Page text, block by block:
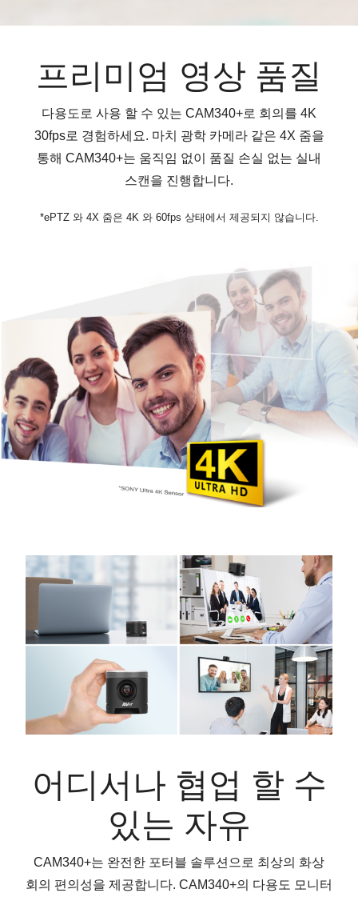
프리미엄 영상 품질
다용도로 사용 할 수 있는 CAM340+로 회의를 4K
30fps로 경험하세요. 마치 광학 카메라 같은 4X 줌을
통해 CAM340+는 움직임 없이 품질 손실 없는 실내
스캔을 진행합니다.
*ePTZ 와 4X 줌은 4K 와 60fps 상태에서 제공되지 않습니다.
어디서나 협업 할 수
있는 자유
CAM340+는 완전한 포터블 솔루션으로 최상의 화상
회의 편의성을 제공합니다. CAM340+의 다용도 모니터